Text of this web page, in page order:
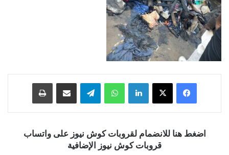
فيسبوك ‫X لينكدإن واتساب تيلقرام
اضغط هنا للانضمام لقروبات كوش نيوز على واتساب
قروبات كوش نيوز الإضافية